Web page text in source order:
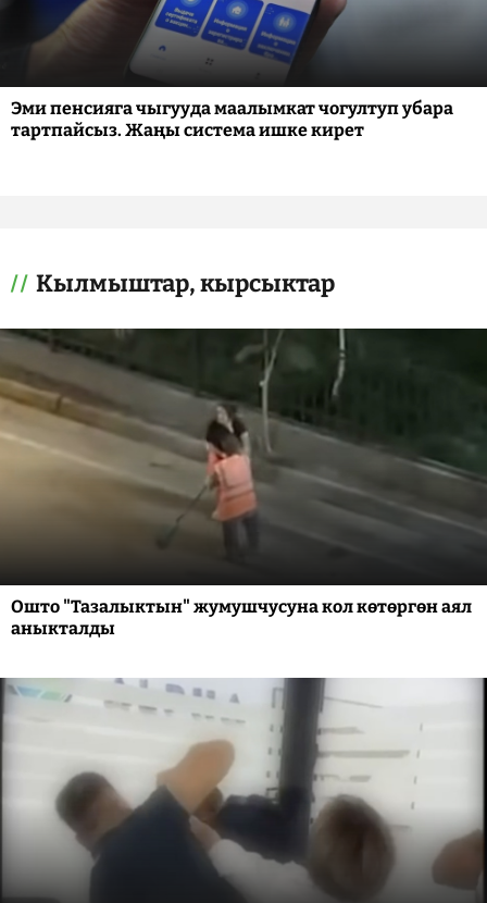
Эми пенсияга чыгууда маалымкат чогултуп убара
тартпайсыз. Жаңы система ишке кирет
Кылмыштар, кырсыктар
Ошто "Тазалыктын" жумушчусуна кол көтөргөн аял
аныкталды